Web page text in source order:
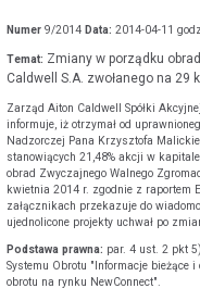
Numer 9/2014 Data:2014-04-11
Temat: Zmiany w porządku
Caldwell S.A. zwołanego na 29
Zarząd Aiton Caldwell Spółki
informuje, iż otrzymał od
Nadzorczej Pana Krzysztofa
stanowiących 21,48% akcji w
obrad Zwyczajnego Walnego
kwietnia 2014 r. zgodnie z raportem
załącznikach przekazuje do
ujednolicone projekty uchwał po
Podstawa prawna: par. 4 ust. 2 pkt
Systemu Obrotu "Informacje bieżące
obrotu na rynku NewConnect".